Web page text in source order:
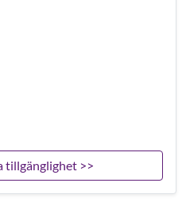
tillgänglighet >>